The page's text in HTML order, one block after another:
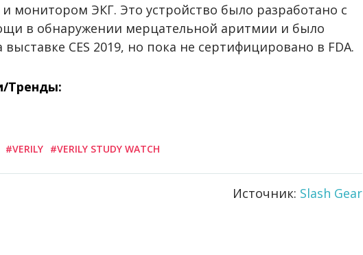
и монитором ЭКГ. Это устройство было разработано с
в обнаружении мерцательной аритмии и было
выставке CES 2019, но пока не сертифицировано в FDA.
Тренды:
#VERILY #VERILY STUDY WATCH
Источник: Slash Gear